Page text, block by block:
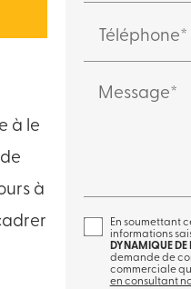
à le
à
Téléphone*
Message*
En soumettant
informations
DYNAMIQUE DE
demande de
commerciale
en consultant